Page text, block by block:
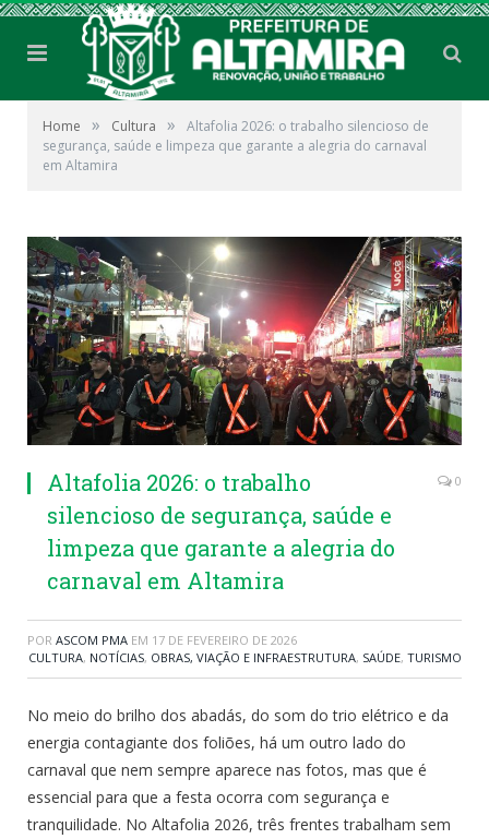
Home » Cultura »
Altafolia 2026: o trabalho silencioso de
segurança, saúde e limpeza que garante a alegria do carnaval
em Altamira
Altafolia 2026: o trabalho
silencioso de segurança, saúde e
limpeza que garante a alegria do
carnaval em Altamira
0
POR ASCOM PMA EM 17 DE FEVEREIRO DE 2026
CULTURA, NOTÍCIAS, OBRAS, VIAÇÃO E INFRAESTRUTURA, SAÚDE, TURISMO
No meio do brilho dos abadás, do som do trio elétrico e da
energia contagiante dos foliões, há um outro lado do
carnaval que nem sempre aparece nas fotos, mas que é
essencial para que a festa ocorra com segurança e
tranquilidade. No Altafolia 2026, três frentes trabalham sem